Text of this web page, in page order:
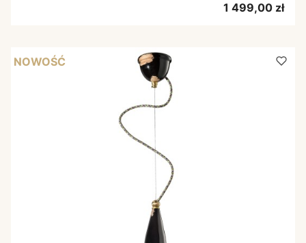
Cena
1 499,00 zł
NOWOŚĆ